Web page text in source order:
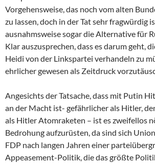
Vorgehensweise, das noch vom alten
zu lassen, doch in der Tat sehr fragwürdig
ausnahmsweise sogar die Alternative für
Klar auszusprechen, dass es darum geht,
Heidi von der Linkspartei verhandeln zu
ehrlicher gewesen als Zeitdruck
Angesichts der Tatsache, dass mit Putin
an der Macht ist- gefährlicher als Hitler,
als Hitler Atomraketen – ist es zweifellos
Bedrohung aufzurüsten, da sind sich
FDP nach langen Jahren einer
Appeasement-Politik, die das größte